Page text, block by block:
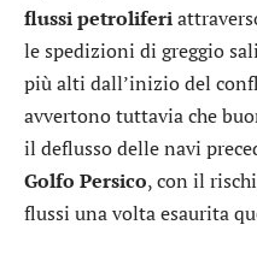
flussipetroliferi
le spedizioni di greggio
più alti dall’inizio del
avvertono tuttavia che
il deflusso delle navi
Golfo Persico, con il
flussi una volta esaurita